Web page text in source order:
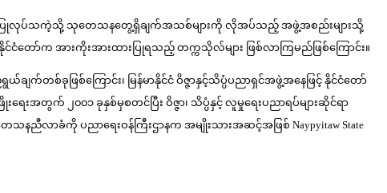
ပြုလုပ်သကဲ့သို့ သုတေသနတွေ့ရှိချက်အသစ်များကို လိုအပ်သည့် အဖွဲ့အစည်းများသို့
နိုင်ငံတော်က အားကိုးအားထားပြုရသည့် တက္ကသိုလ်များ ဖြစ်လာကြမည်ဖြစ်ကြောင်း။
တစ်ခုဖြစ်ကြောင်း၊ မြန်မာနိုင်ငံ ဝိဇ္ဇာနှင့်သိပ္ပံပညာရှင်အဖွဲ့အနေဖြင့် နိုင်ငံတော်
အတွက် ၂၀၀၁ ခုနှစ်မှစတင်ပြီး ဝိဇ္ဇာ၊ သိပ္ပံနှင့် လူမှုရေးပညာရပ်များဆိုင်ရာ
ေသနညီလာခံကို ပညာရေးဝန်ကြီးဌာနက အမျိုးသားအဆင့်အဖြစ် Naypyitaw State